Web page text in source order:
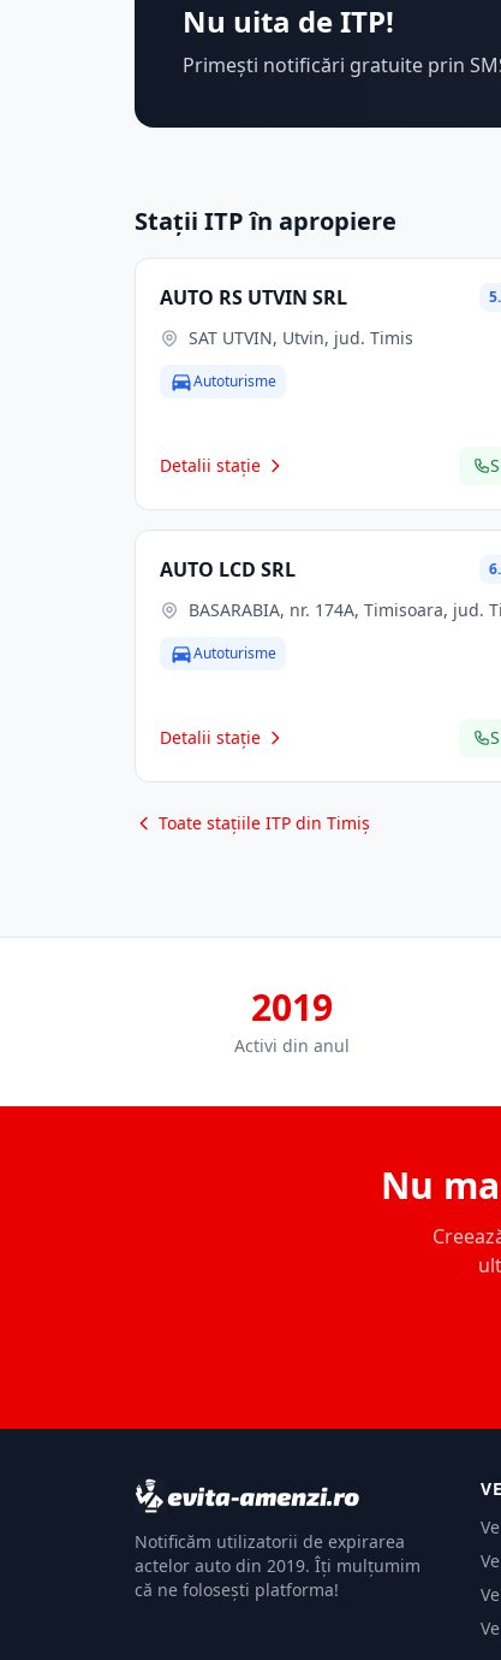
Nu uita de ITP!
Primești notificări gratuite prin
Stații ITP în apropiere
AUTO RS UTVIN SRL
SAT UTVIN, Utvin, jud. Timis
Autoturisme
Detalii stație
AUTO LCD SRL
BASARABIA, nr. 174A, Timisoara, jud.
Autoturisme
Detalii stație
Toate stațiile ITP din Timiș
2019
Activi din anul
Nu
Notificăm utilizatorii de expirarea
actelor auto din 2019. Îți mulțumim
că ne folosești platforma!